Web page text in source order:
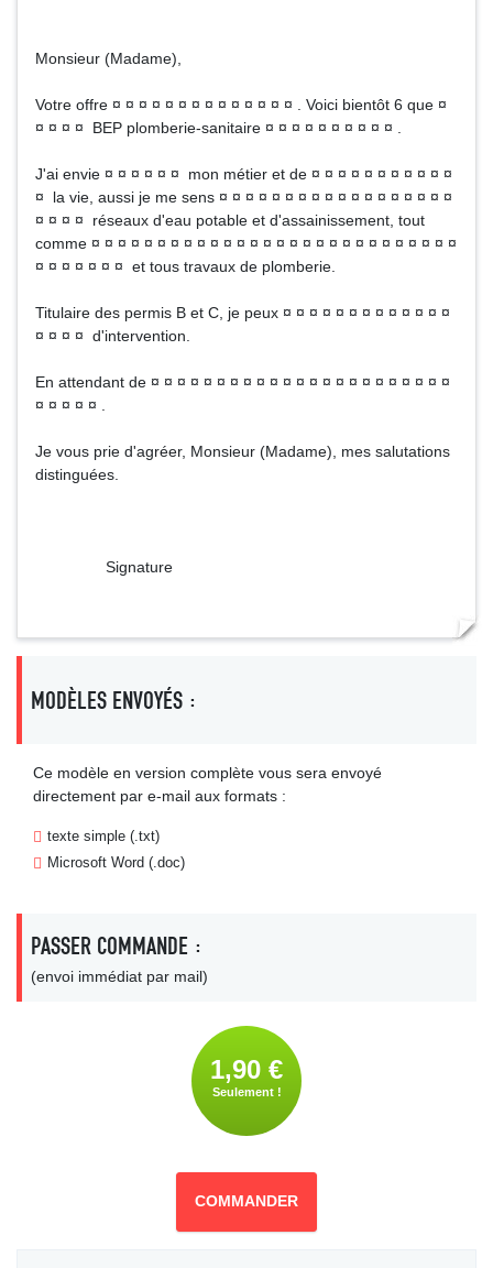
Monsieur (Madame),
Votre offre ¤ ¤ ¤ ¤ ¤ ¤ ¤ ¤ ¤ ¤ ¤ ¤ ¤ ¤ . Voici bientôt 6 que ¤
¤ ¤ ¤ ¤ BEP plomberie-sanitaire ¤ ¤ ¤ ¤ ¤ ¤ ¤ ¤ ¤ ¤ .
J'ai envie ¤ ¤ ¤ ¤ ¤ ¤ mon métier et de ¤ ¤ ¤ ¤ ¤ ¤ ¤ ¤ ¤ ¤ ¤
¤ la vie, aussi je me sens ¤ ¤ ¤ ¤ ¤ ¤ ¤ ¤ ¤ ¤ ¤ ¤ ¤ ¤ ¤ ¤ ¤ ¤
¤ ¤ ¤ ¤ réseaux d'eau potable et d'assainissement, tout
comme ¤ ¤ ¤ ¤ ¤ ¤ ¤ ¤ ¤ ¤ ¤ ¤ ¤ ¤ ¤ ¤ ¤ ¤ ¤ ¤ ¤ ¤ ¤ ¤ ¤ ¤ ¤ ¤
¤ ¤ ¤ ¤ ¤ ¤ ¤ et tous travaux de plomberie.
Titulaire des permis B et C, je peux ¤ ¤ ¤ ¤ ¤ ¤ ¤ ¤ ¤ ¤ ¤ ¤ ¤
¤ ¤ ¤ ¤ d'intervention.
En attendant de ¤ ¤ ¤ ¤ ¤ ¤ ¤ ¤ ¤ ¤ ¤ ¤ ¤ ¤ ¤ ¤ ¤ ¤ ¤ ¤ ¤ ¤ ¤
¤ ¤ ¤ ¤ ¤ .
Je vous prie d'agréer, Monsieur (Madame), mes salutations
distinguées.
Signature
MODÈLES ENVOYÉS :
Ce modèle en version complète vous sera envoyé
directement par e-mail aux formats :
texte simple (.txt)
Microsoft Word (.doc)
PASSER COMMANDE :
(envoi immédiat par mail)
1,90 €
Seulement !
COMMANDER